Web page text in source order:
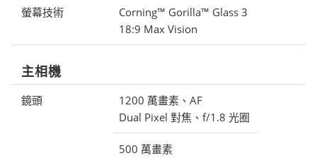
螢幕技術
Corning™ Gorilla™ Glass 3
18:9 Max Vision
主相機
鏡頭
1200 萬畫素、AF
Dual Pixel 對焦、f/1.8 光圈
500 萬畫素